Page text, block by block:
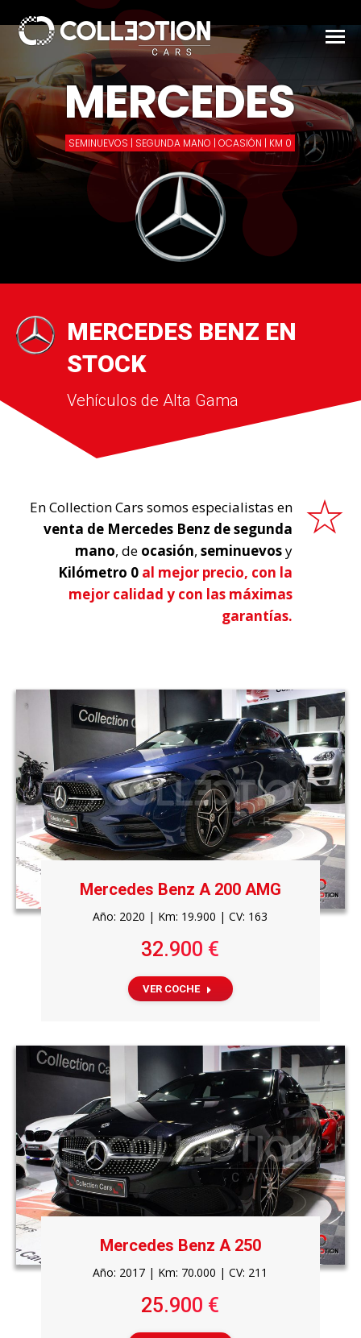
MERCEDES
SEMINUEVOS | SEGUNDA MANO | OCASIÓN | KM 0
MERCEDES BENZ EN
STOCK
Vehículos de Alta Gama
En Collection Cars somos especialistas en
venta de Mercedes Benz de segunda
mano, de ocasión, seminuevosy
Kilómetro 0 al mejor precio, con la
mejor calidad y con las máximas
garantías.
Mercedes Benz A 200 AMG
Año: 2020 | Km: 19.900 | CV: 163
32.900 €
VER COCHE
Mercedes Benz A 250
Año: 2017 | Km: 70.000 | CV: 211
25.900 €